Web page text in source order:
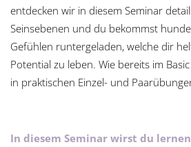
entdecken wir in diesem Seminar
Seinsebenen und du bekommst
Gefühlen runtergeladen, welche dir
Potential zu leben. Wie bereits im
in praktischen Einzel- und
In diesem Seminar wirst du